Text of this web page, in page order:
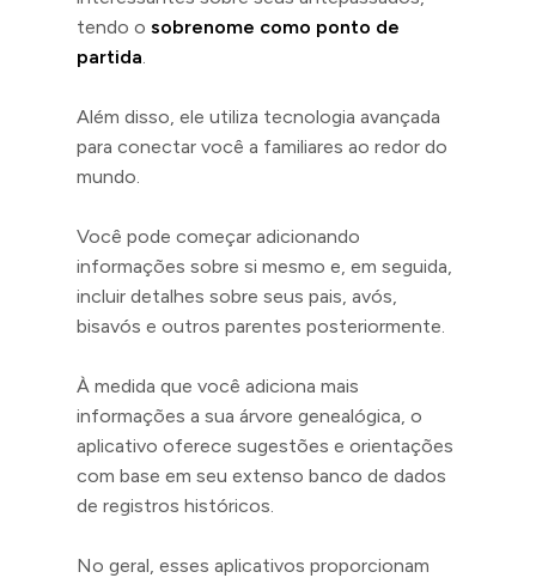
tendo o sobrenome como ponto de
partida.
Além disso, ele utiliza tecnologia avançada
para conectar você a familiares ao redor do
mundo.
Você pode começar adicionando
informações sobre si mesmo e, em seguida,
incluir detalhes sobre seus pais, avós,
bisavós e outros parentes posteriormente.
À medida que você adiciona mais
informações a sua árvore genealógica, o
aplicativo oferece sugestões e orientações
com base em seu extenso banco de dados
de registros históricos.
No geral, esses aplicativos proporcionam